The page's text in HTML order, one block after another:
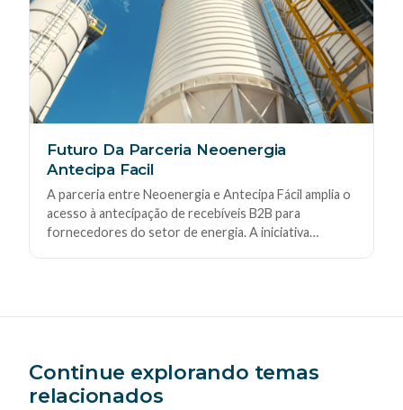
crescimento.
Futuro Da Parceria Neoenergia
Antecipa Facil
A parceria entre Neoenergia e Antecipa Fácil amplia o
acesso à antecipação de recebíveis B2B para
fornecedores do setor de energia. A iniciativa
Continue explorando temas
relacionados